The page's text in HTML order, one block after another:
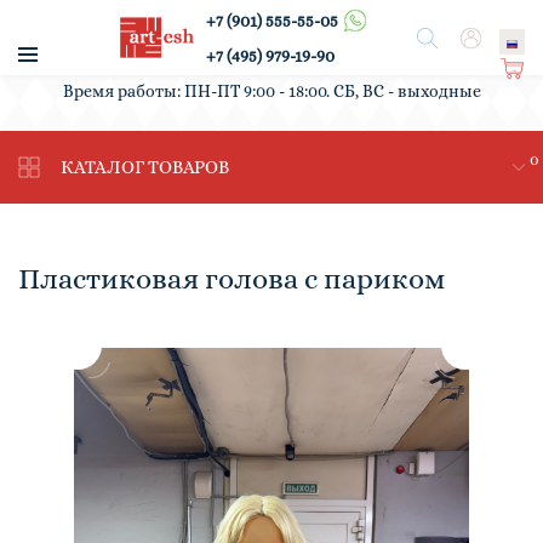
Поиск
+7 (901) 555-55-05
+7 (495) 979-19-90
Ко
ин
а
0
Вход
/
Время работы: ПН-ПТ 9:00 - 18:00. СБ, ВС - выходные
КАТАЛОГ ТОВАРОВ
Пластиковая голова с париком